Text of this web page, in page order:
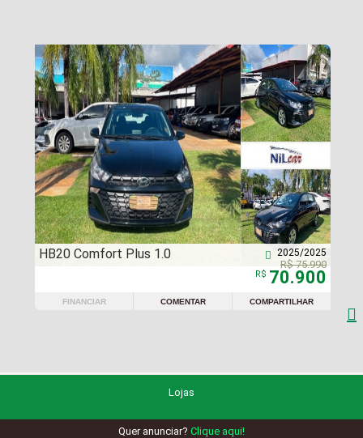
HB20 Comfort Plus 1.0 2025/2025

R$ 70.900
R$ 75.990
FINANCIAR COMENTAR COMPARTILHAR

Lojas
Quer anunciar? Clique aqui!